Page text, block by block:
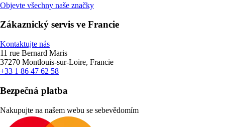
Objevte všechny naše značky
Zákaznický servis ve Francie
Kontaktujte nás
11 rue Bernard Maris
37270 Montlouis-sur-Loire, Francie
+33 1 86 47 62 58
Bezpečná platba
Nakupujte na našem webu se sebevědomím